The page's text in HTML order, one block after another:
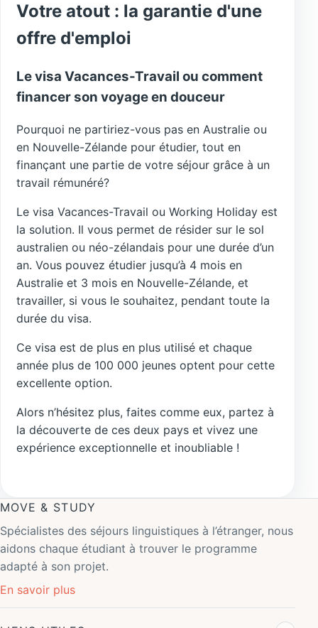
Votre atout : la garantie d'une
offre d'emploi
Le visa Vacances-Travail ou comment
financer son voyage en douceur
Pourquoi ne partiriez-vous pas en Australie ou
en Nouvelle-Zélande pour étudier, tout en
finançant une partie de votre séjour grâce à un
travail rémunéré?
Le visa Vacances-Travail ou Working Holiday est
la solution. Il vous permet de résider sur le sol
australien ou néo-zélandais pour une durée d’un
an. Vous pouvez étudier jusqu’à 4 mois en
Australie et 3 mois en Nouvelle-Zélande, et
travailler, si vous le souhaitez, pendant toute la
durée du visa.
Ce visa est de plus en plus utilisé et chaque
année plus de 100 000 jeunes optent pour cette
excellente option.
Alors n’hésitez plus, faites comme eux, partez à
la découverte de ces deux pays et vivez une
expérience exceptionnelle et inoubliable !
MOVE & STUDY
Spécialistes des séjours linguistiques à l’étranger, nous
aidons chaque étudiant à trouver le programme
adapté à son projet.
En savoir plus